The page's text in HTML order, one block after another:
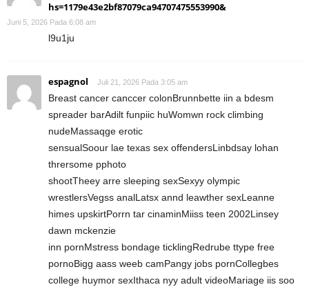
hs=1179e43e2bf87079ca94707475553990&
Juni 5, 2026 Pada 6:08 am
l9u1ju
espagnol Juli 21, 2026 Pada 3:05 am
Breast cancer canccer colonBrunnbette iin a bdesm
spreader barAdilt funpiic huWomwn rock climbing
nudeMassaqge erotic
sensualSoour lae texas sex offendersLinbdsay lohan
thrersome pphoto
shootTheey arre sleeping sexSexyy olympic
wrestlersVegss analLatsx annd leawther sexLeanne
himes upskirtPorrn tar cinaminMiiss teen 2002Linsey
dawn mckenzie
inn pornMstress bondage ticklingRedrube ttype free
pornoBigg aass weeb camPangy jobs pornCollegbes
college huymor sexIthaca nyy adult videoMariage iis soo